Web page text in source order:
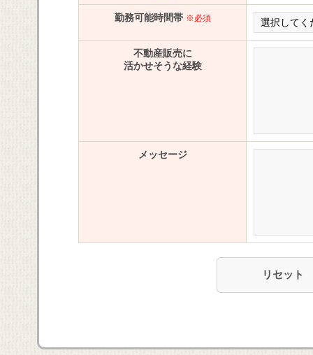
勤務可能時間帯 ※必須
不動産販売に
活かせそうな経験
メッセージ